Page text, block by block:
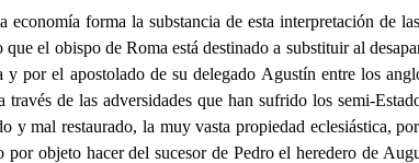
economía forma la substancia de esta interpretación de
que el obispo de Roma está destinado a substituir al
y por el apostolado de su delegado Agustín entre los
través de las adversidades que han sufrido los semi-
y mal restaurado, la muy vasta propiedad eclesiástica,
objeto hacer del sucesor de Pedro el heredero de